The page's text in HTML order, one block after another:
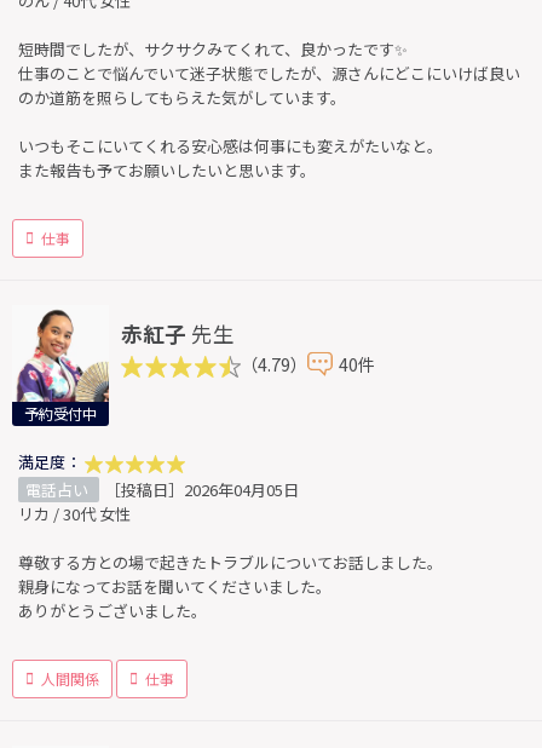
短時間でしたが、サクサクみてくれて、良かったです✨
仕事のことで悩んでいて迷子状態でしたが、源さんにどこにいけば良い
のか道筋を照らしてもらえた気がしています。
いつもそこにいてくれる安心感は何事にも変えがたいなと。
また報告も予てお願いしたいと思います。
仕事
予約受付中
赤紅子 先生
（4.79） 40件
満足度：
電話占い
［投稿日］2026年04月05日
リカ / 30代 女性
尊敬する方との場で起きたトラブルについてお話しました。
親身になってお話を聞いてくださいました。
ありがとうございました。
人間関係 仕事